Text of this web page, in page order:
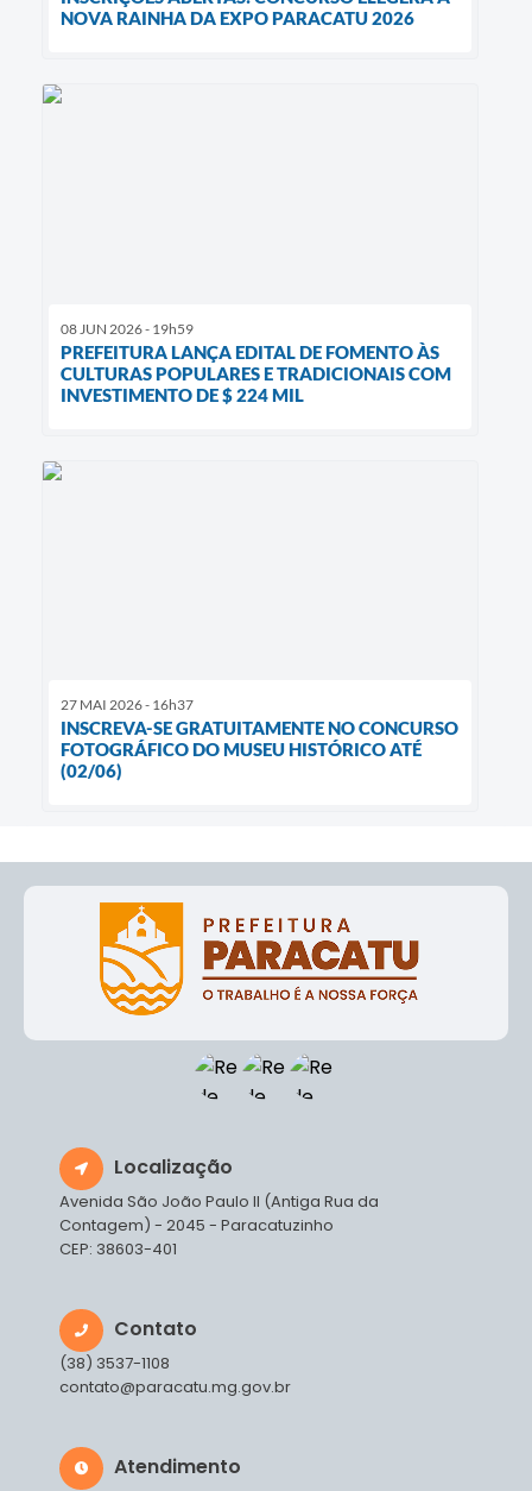
NOVA RAINHA DA EXPO PARACATU 2026
08 JUN 2026 - 19h59
PREFEITURA LANÇA EDITAL DE FOMENTO ÀS
CULTURAS POPULARES E TRADICIONAIS COM
INVESTIMENTO DE $ 224 MIL
27 MAI 2026 - 16h37
INSCREVA-SE GRATUITAMENTE NO CONCURSO
FOTOGRÁFICO DO MUSEU HISTÓRICO ATÉ
(02/06)
Localização
Avenida São João Paulo II (Antiga Rua da
Contagem) - 2045 - Paracatuzinho
CEP: 38603-401
Contato
(38) 3537-1108
contato@paracatu.mg.gov.br
Atendimento